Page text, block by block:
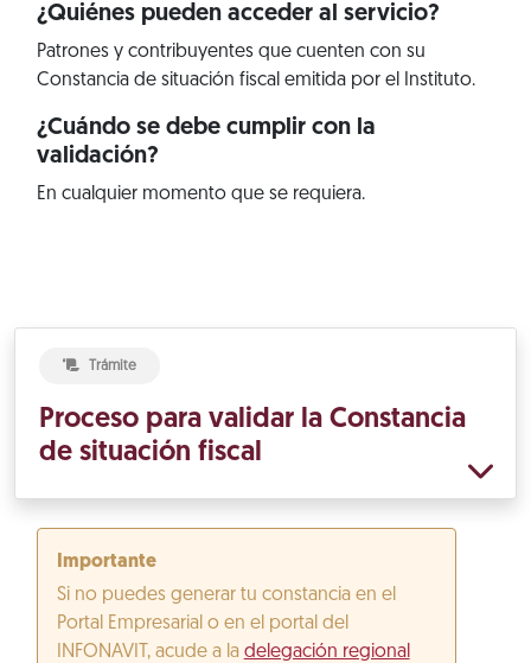
¿Quiénes pueden acceder al servicio?
Patrones y contribuyentes que cuenten con su
Constancia de situación fiscal emitida por el Instituto.
¿Cuándo se debe cumplir con la
validación?
En cualquier momento que se requiera.
Trámite
Proceso para validar la Constancia
de situación fiscal
Importante
Si no puedes generar tu constancia en el
Portal Empresarial o en el portal del
INFONAVIT, acude a la delegación regional